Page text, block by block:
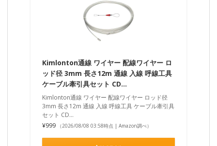
Kimlonton通線 ワイヤー 配線ワイヤー ロ
ッド径 3mm 長さ12m 通線 入線 呼線工具
ケーブル牽引具セット CD…
Kimlonton通線 ワイヤー 配線ワイヤー ロッド径
3mm 長さ12m 通線 入線 呼線工具 ケーブル牽引具
セット CD…
¥999
（2026/08/08 03:58時点 | Amazon調べ）